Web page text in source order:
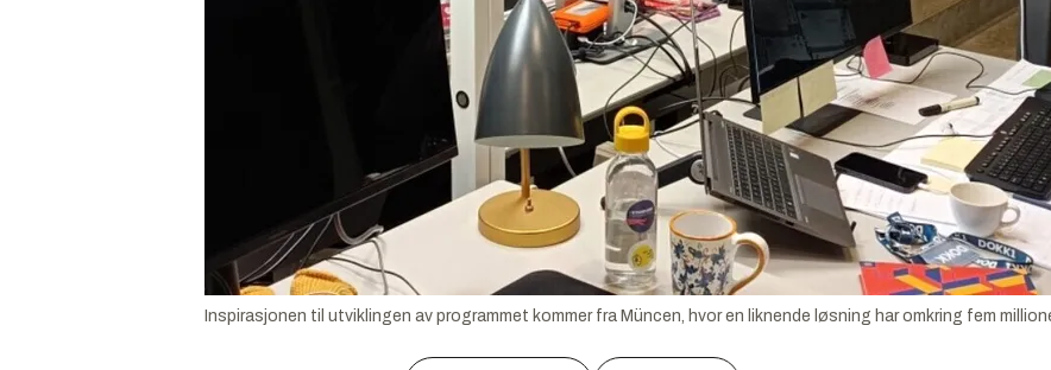
Inspirasjonen til utviklingen av programmet kommer fra Müncen, hvor en liknende løsning har omkring fem